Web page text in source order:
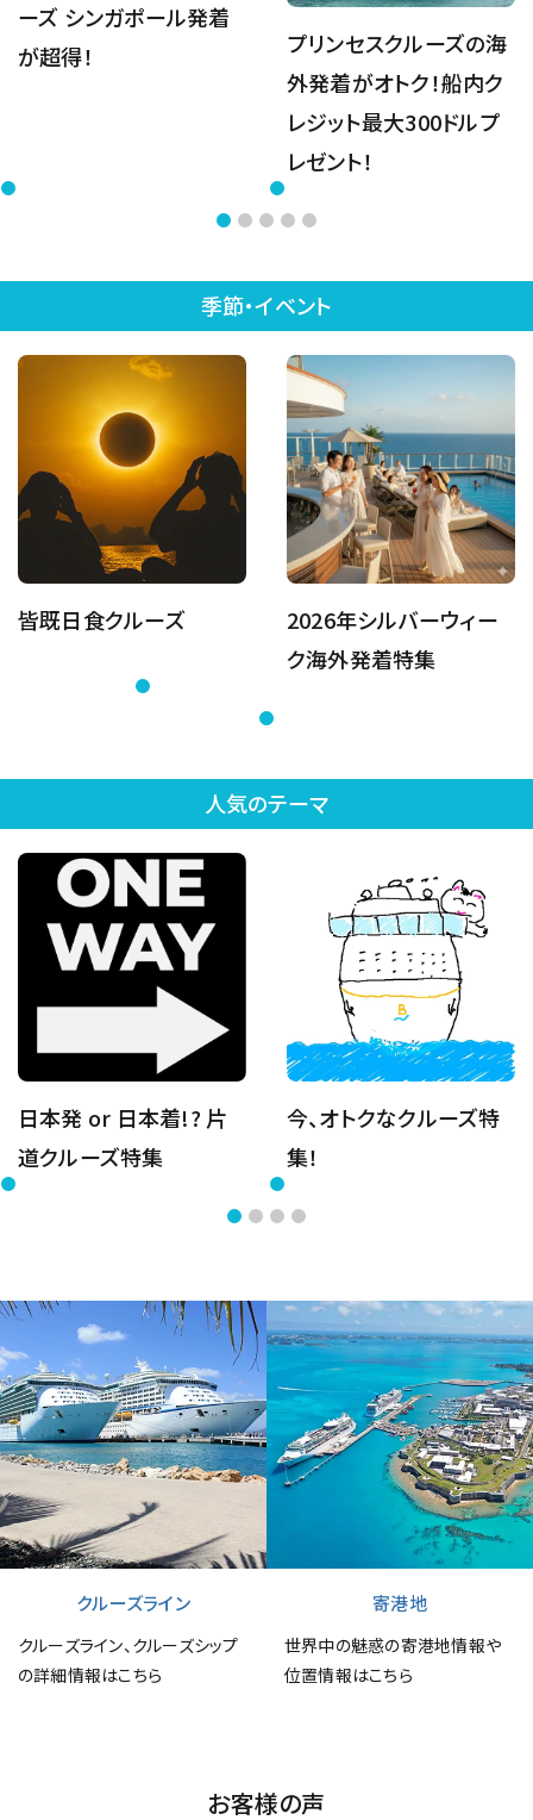
ーズ シンガポール発着
が超得！
プリンセスクルーズの海
外発着がオトク！船内ク
レジット最大300ドルプ
レゼント！
季節・イベント
皆既日食クルーズ
2026年シルバーウィー
ク海外発着特集
人気のテーマ
日本発 or 日本着!? 片
道クルーズ特集
今、オトクなクルーズ特
集！
クルーズライン
クルーズライン、クルーズシップ
の詳細情報はこちら
寄港地
世界中の魅惑の寄港地情報や
位置情報はこちら
お客様の声